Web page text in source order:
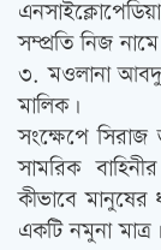
সম্প্রতি নিজ
৩. মওলানা
মালিক।
সংক্ষেপে
সামরিক
কীভাবে
একটি নমুনা